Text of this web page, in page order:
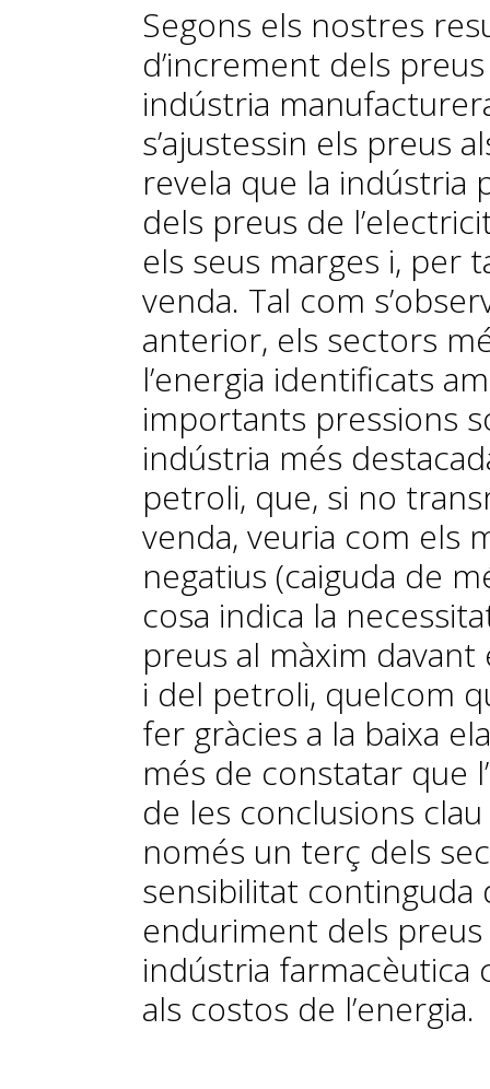
Segons els nostres
d’increment dels
indústria
s’ajustessin els preus
revela que la indústria
dels preus de
els seus marges i, per
venda. Tal com
anterior, els sectors
l’energia identificats
importants pressions
indústria més
petroli, que, si no
venda, veuria com els
negatius (caiguda de
cosa indica la
preus al màxim
i del petroli, quelcom
fer gràcies a la baixa
més de constatar que
de les conclusions
només un terç dels
sensibilitat continguda
enduriment dels
indústria farmacèutica
als costos de l’energia.